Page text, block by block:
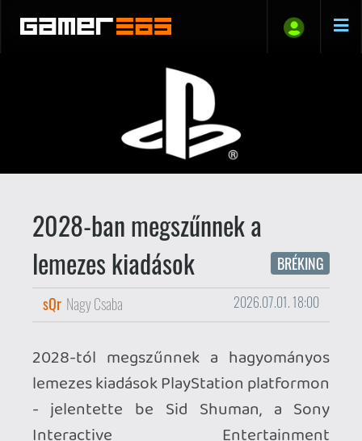
2028-ban megszűnnek a
sQr Nagy Csaba 2026.07.01. 18:00
2028-tól megszűnnek a hagyományos
lemezes kiadások PlayStation platformon
- jelentette be Sid Shuman, a Sony
tartalomkommunikációs igazgatója. A
kijelölt dátumot követően az új
megjelenések a PlayStation Store
felületén és a külsős partnereknél már
csak digitális formában lesznek